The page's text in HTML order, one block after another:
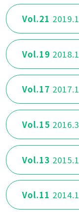
Vol.21 2019.1
Vol.19 2018.1
Vol.17 2017.1
Vol.15 2016.3
Vol.13 2015.1
Vol.11 2014.1